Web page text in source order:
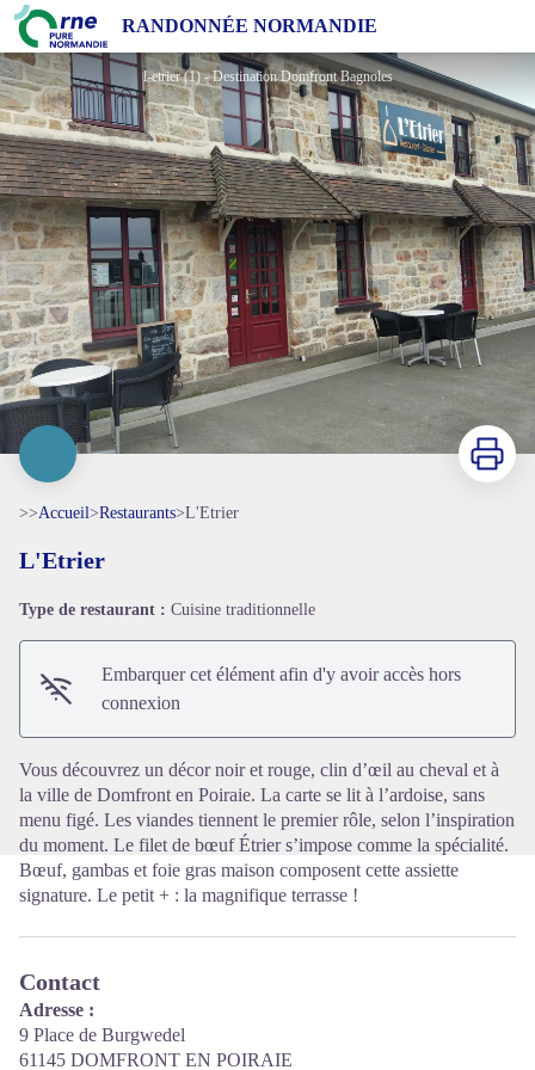
RANDONNÉE NORMANDIE
L'Etrier
l-etrier (1) - Destination Domfront Bagnoles
Voir l'image en plein écran
Imprimer
>>Accueil>Restaurants>L'Etrier
L'Etrier
Type de restaurant : Cuisine traditionnelle
Embarquer cet élément afin d'y avoir accès hors
connexion
Vous découvrez un décor noir et rouge, clin d’œil au cheval et à
la ville de Domfront en Poiraie. La carte se lit à l’ardoise, sans
menu figé. Les viandes tiennent le premier rôle, selon l’inspiration
du moment. Le filet de bœuf Étrier s’impose comme la spécialité.
Bœuf, gambas et foie gras maison composent cette assiette
signature. Le petit + : la magnifique terrasse !
Contact
Adresse :
9 Place de Burgwedel
61145 DOMFRONT EN POIRAIE